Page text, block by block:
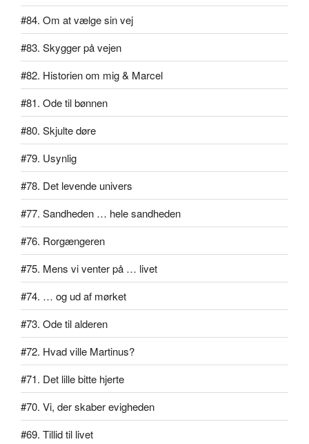
#84. Om at vælge sin vej
#83. Skygger på vejen
#82. Historien om mig & Marcel
#81. Ode til bønnen
#80. Skjulte døre
#79. Usynlig
#78. Det levende univers
#77. Sandheden … hele sandheden
#76. Rorgængeren
#75. Mens vi venter på … livet
#74. … og ud af mørket
#73. Ode til alderen
#72. Hvad ville Martinus?
#71. Det lille bitte hjerte
#70. Vi, der skaber evigheden
#69. Tillid til livet